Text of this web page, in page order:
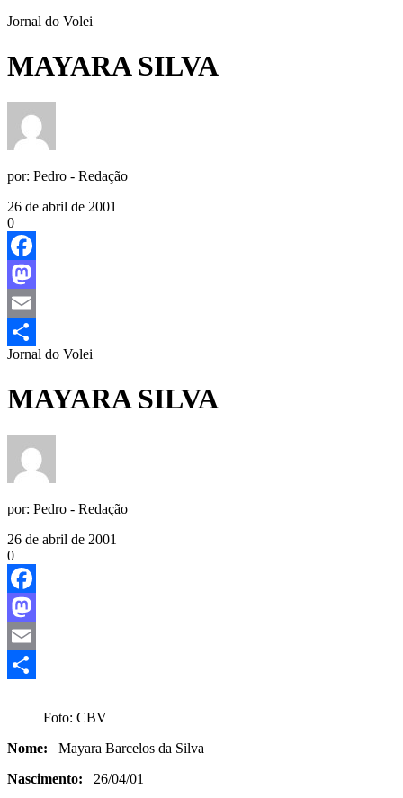
Jornal do Volei
MAYARA SILVA
por: Pedro - Redação
26 de abril de 2001
0
Facebook
Mastodon
Email
Share
Jornal do Volei
MAYARA SILVA
por: Pedro - Redação
26 de abril de 2001
0
Facebook
Mastodon
Email
Foto: CBV
Nome: Mayara Barcelos da Silva
Nascimento: 26/04/01